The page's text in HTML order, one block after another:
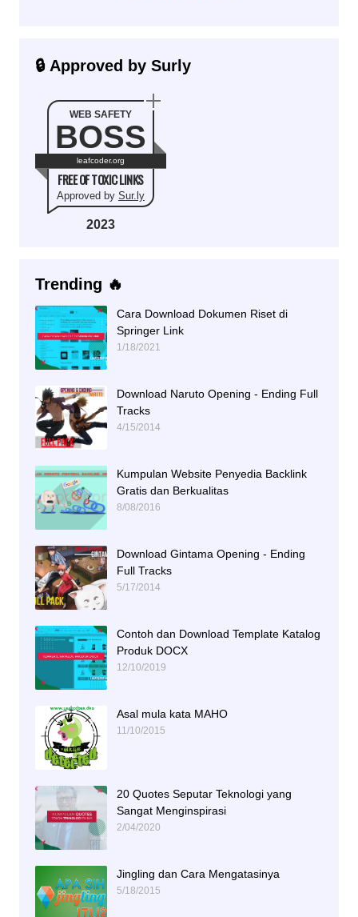
🔒 Approved by Surly
WEB SAFETY
BOSS
leafcoder.org
FREE OF TOXIC LINKS
Approved by Sur.ly
2023
Trending 🔥
Cara Download Dokumen Riset di
Springer Link
1/18/2021
Download Naruto Opening - Ending Full
Tracks
4/15/2014
Kumpulan Website Penyedia Backlink
Gratis dan Berkualitas
8/08/2016
Download Gintama Opening - Ending
Full Tracks
5/17/2014
Contoh dan Download Template Katalog
Produk DOCX
12/10/2019
Asal mula kata MAHO
11/10/2015
20 Quotes Seputar Teknologi yang
Sangat Menginspirasi
2/04/2020
Jingling dan Cara Mengatasinya
5/18/2015